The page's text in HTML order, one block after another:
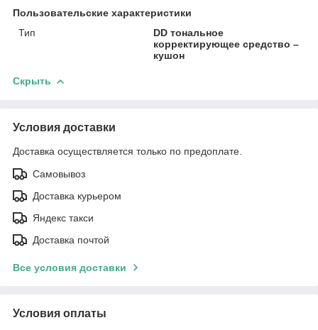
Пользовательские характеристики
Тип
DD тональное
корректирующее средство –
кушон
Скрыть
Условия доставки
Доставка осуществляется только по предоплате.
Самовывоз
Доставка курьером
Яндекс такси
Доставка почтой
Все условия доставки
Условия оплаты